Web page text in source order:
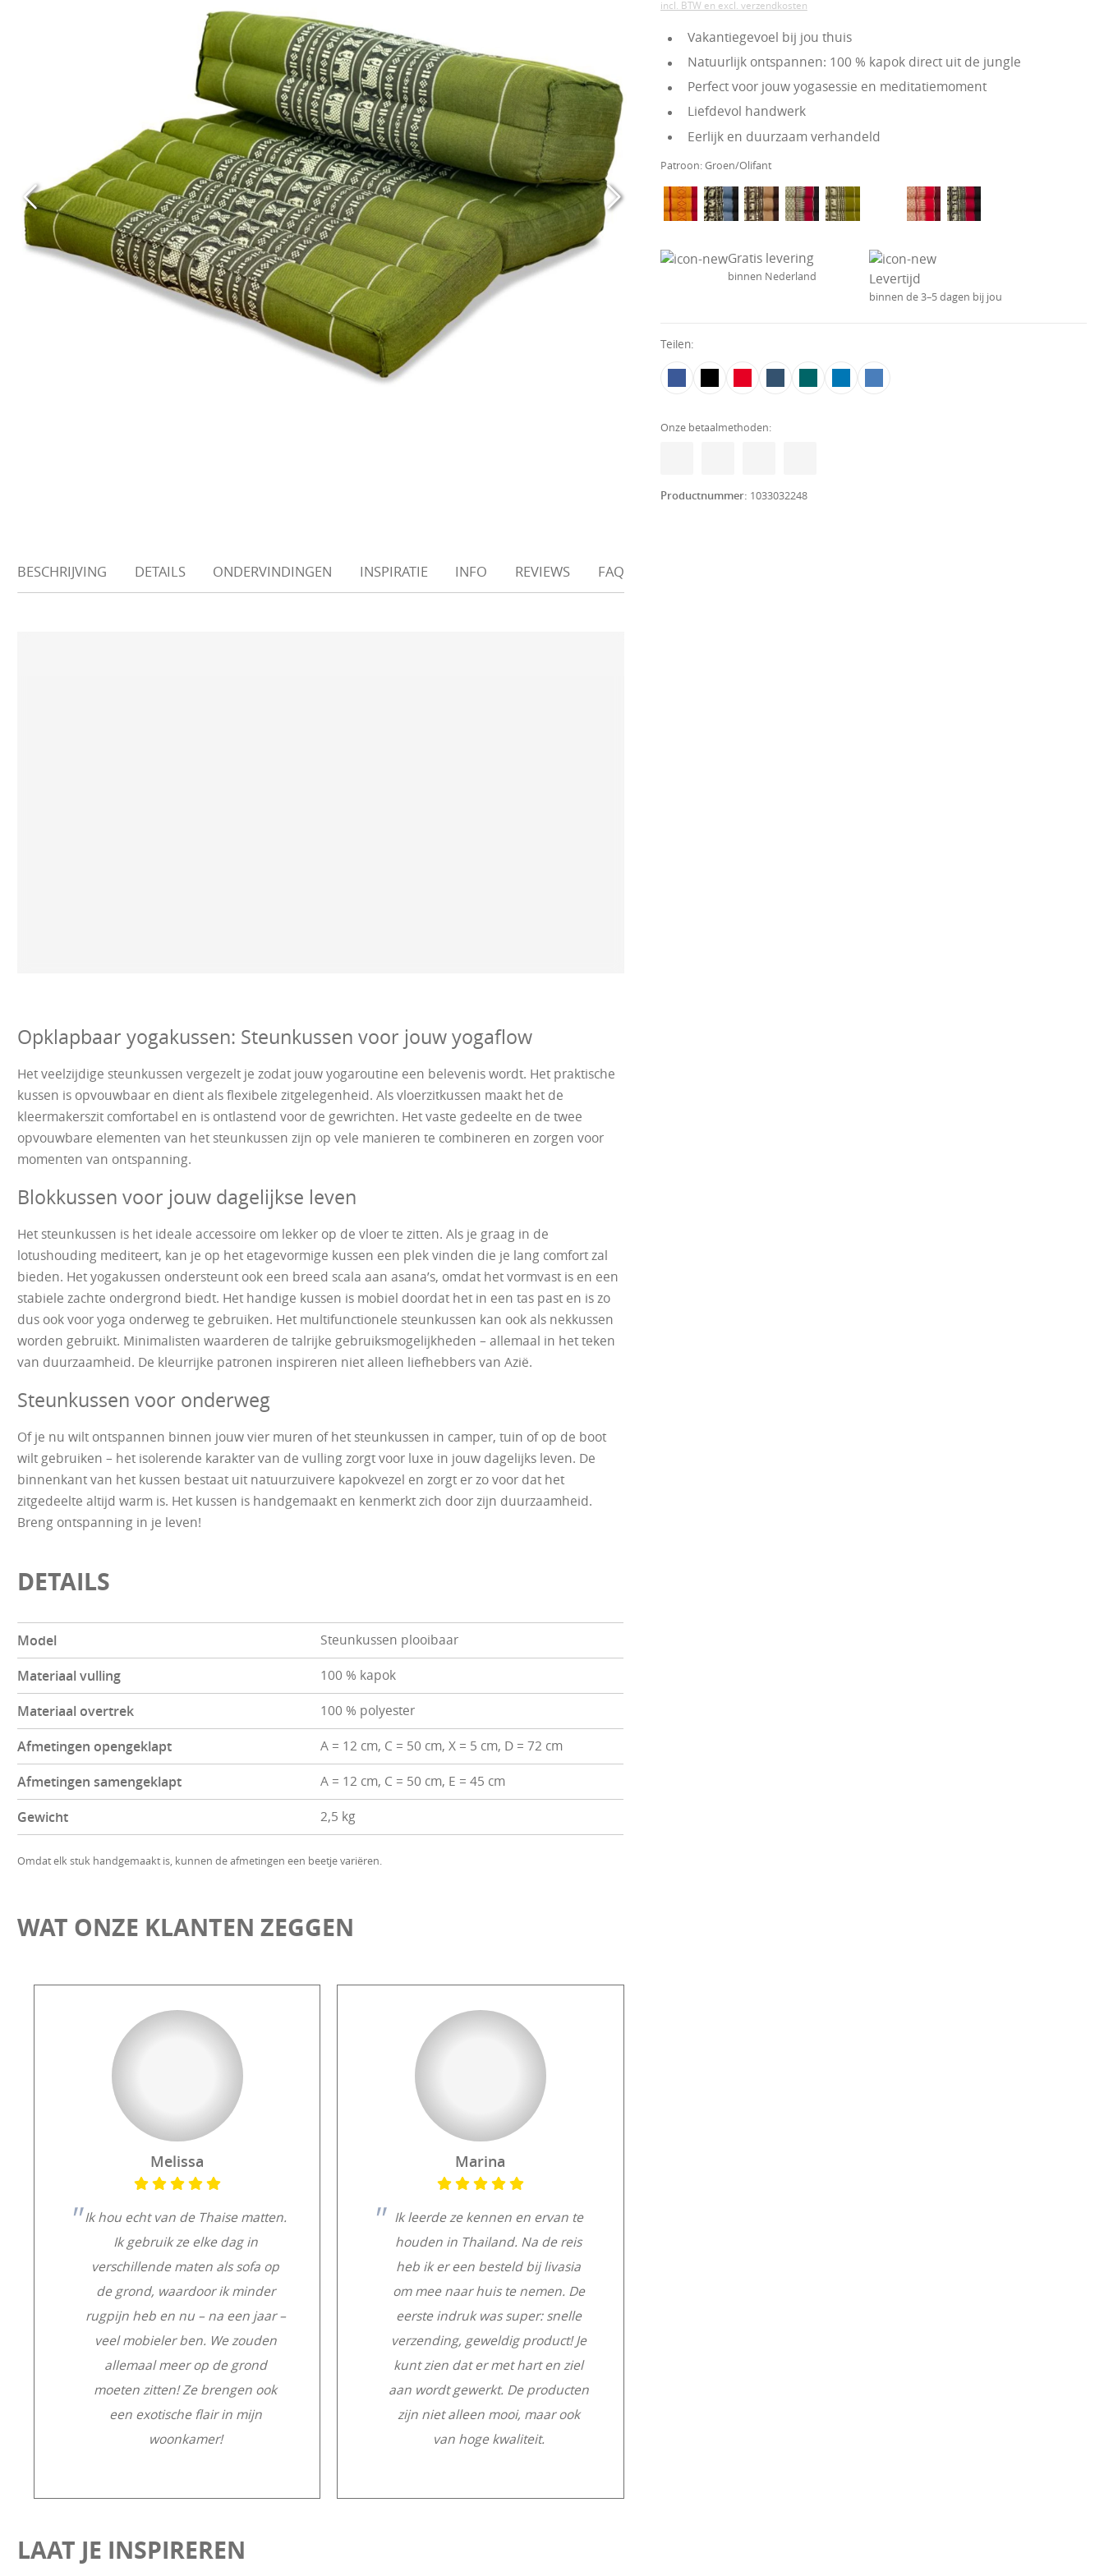
incl. BTW en excl. verzendkosten
Vakantiegevoel bij jou thuis
Natuurlijk ontspannen: 100 % kapok direct uit de jungle
Perfect voor jouw yogasessie en meditatiemoment
Liefdevol handwerk
Eerlijk en duurzaam verhandeld
Patroon:Groen/Olifant
Gratis levering
binnen Nederland Levertijd
binnen de 3–5 dagen bij jou
Teilen:
Onze betaalmethoden:
Productnummer: 1033032248
BESCHRIJVING DETAILS ONDERVINDINGEN INSPIRATIE INFO REVIEWS FAQ
Opklapbaar yogakussen: Steunkussen voor jouw yogaflow
Het veelzijdige steunkussen vergezelt je zodat jouw yogaroutine een belevenis wordt. Het praktische
kussen is opvouwbaar en dient als flexibele zitgelegenheid. Als vloerzitkussen maakt het de
kleermakerszit comfortabel en is ontlastend voor de gewrichten. Het vaste gedeelte en de twee
opvouwbare elementen van het steunkussen zijn op vele manieren te combineren en zorgen voor
momenten van ontspanning.
Blokkussen voor jouw dagelijkse leven
Het steunkussen is het ideale accessoire om lekker op de vloer te zitten. Als je graag in de
lotushouding mediteert, kan je op het etagevormige kussen een plek vinden die je lang comfort zal
bieden. Het yogakussen ondersteunt ook een breed scala aan asana’s, omdat het vormvast is en een
stabiele zachte ondergrond biedt. Het handige kussen is mobiel doordat het in een tas past en is zo
dus ook voor yoga onderweg te gebruiken. Het multifunctionele steunkussen kan ook als nekkussen
worden gebruikt. Minimalisten waarderen de talrijke gebruiksmogelijkheden – allemaal in het teken
van duurzaamheid. De kleurrijke patronen inspireren niet alleen liefhebbers van Azië.
Steunkussen voor onderweg
Of je nu wilt ontspannen binnen jouw vier muren of het steunkussen in camper, tuin of op de boot
wilt gebruiken – het isolerende karakter van de vulling zorgt voor luxe in jouw dagelijks leven. De
binnenkant van het kussen bestaat uit natuurzuivere kapokvezel en zorgt er zo voor dat het
zitgedeelte altijd warm is. Het kussen is handgemaakt en kenmerkt zich door zijn duurzaamheid.
Breng ontspanning in je leven!
DETAILS
Model Steunkussen plooibaar
Materiaal vulling 100 % kapok
Materiaal overtrek 100 % polyester
Afmetingen opengeklapt A = 12 cm, C = 50 cm, X = 5 cm, D = 72 cm
Afmetingen samengeklapt A = 12 cm, C = 50 cm, E = 45 cm
Gewicht 2,5 kg
Omdat elk stuk handgemaakt is, kunnen de afmetingen een beetje variëren.
WAT ONZE KLANTEN ZEGGEN
Ik leerde ze kennen en ervan te
houden in Thailand. Na de reis
heb ik er een besteld bij livasia
om mee naar huis te nemen. De
eerste indruk was super: snelle
verzending, geweldig product! Je
kunt zien dat er met hart en ziel
aan wordt gewerkt. De producten
zijn niet alleen mooi, maar ook
van hoge kwaliteit.
Marina
Ik hou echt van de Thaise matten.
Ik gebruik ze elke dag in
verschillende maten als sofa op
de grond, waardoor ik minder
rugpijn heb en nu – na een jaar –
veel mobieler ben. We zouden
allemaal meer op de grond
moeten zitten! Ze brengen ook
een exotische flair in mijn
woonkamer!
Melissa
LAAT JE INSPIREREN